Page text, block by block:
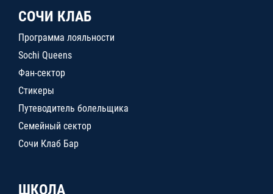
СОЧИ КЛАБ
Программа лояльности
Sochi Queens
Фан-сектор
Стикеры
Путеводитель болельщика
Семейный сектор
Сочи Клаб Бар
ШКОЛА